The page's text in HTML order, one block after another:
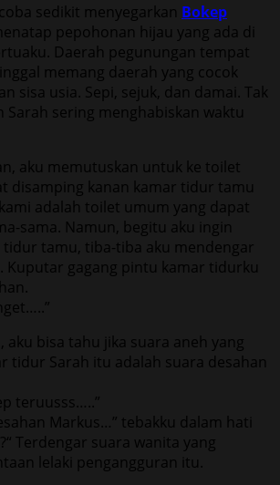
sedikit menyegarkan Bokep
pepohonan hijau yang ada di
Daerah pegunungan tempat
memang daerah yang cocok
sisa usia. Sepi, sejuk, dan damai. Tak
Sarah sering menghabiskan waktu
aku memutuskan untuk ke toilet
disamping kanan kamar tidur tamu
adalah toilet umum yang dapat
sama. Namun, begitu aku ingin
tamu, tiba-tiba aku mendengar
Kuputar gagang pintu kamar tidurku
aku bisa tahu jika suara aneh yang
tidur Sarah itu adalah suara desahan
teruusss…..”
Markus…” tebakku dalam hati
Terdengar suara wanita yang
lelaki pengangguran itu.